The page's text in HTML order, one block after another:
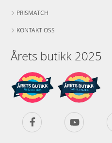
PRISMATCH
KONTAKT OSS
Årets butikk 2025